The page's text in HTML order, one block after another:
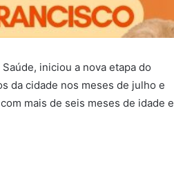
iniciou a nova etapa do
da cidade nos meses de julho e
mais de seis meses de idade e